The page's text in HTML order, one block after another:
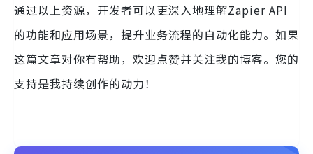
通过以上资源，开发者可以更深入地理解Zapier API
的功能和应用场景，提升业务流程的自动化能力。如果
这篇文章对你有帮助，欢迎点赞并关注我的博客。您的
支持是我持续创作的动力！